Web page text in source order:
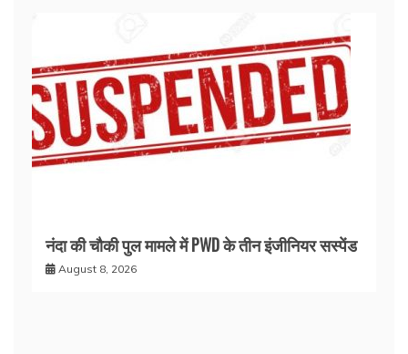
नंदा की चौकी पुल मामले में PWD के तीन इंजीनियर सस्पेंड
August 8, 2026